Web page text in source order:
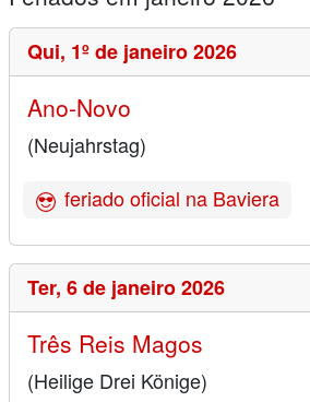
Qui, 1º de janeiro 2026
Ano-Novo
(Neujahrstag)
feriado oficial na Baviera
Ter, 6 de janeiro 2026
Três Reis Magos
(Heilige Drei Könige)